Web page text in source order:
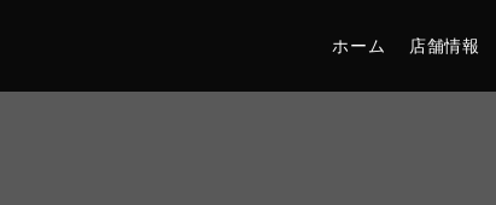
ホーム 店舗情報